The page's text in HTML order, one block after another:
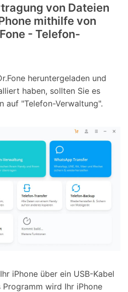
von Dateien
mithilfe von
- Telefon-
heruntergeladen und
haben, sollten Sie es
auf "Telefon-Verwaltung".
iPhone über ein USB-Kabel
wird Ihr iPhone